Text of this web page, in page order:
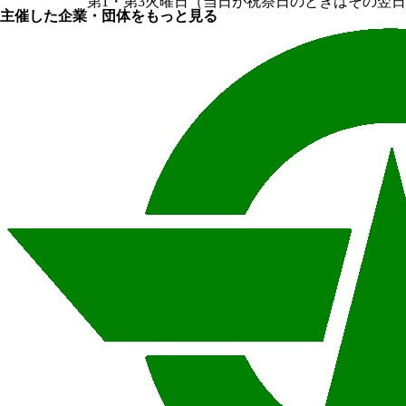
主催した企業・団体をもっと見る